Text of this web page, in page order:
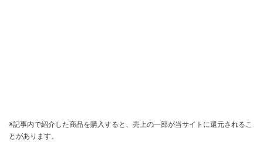
※記事内で紹介した商品を購入すると、売上の一部が当サイトに還元されるこ
とがあります。